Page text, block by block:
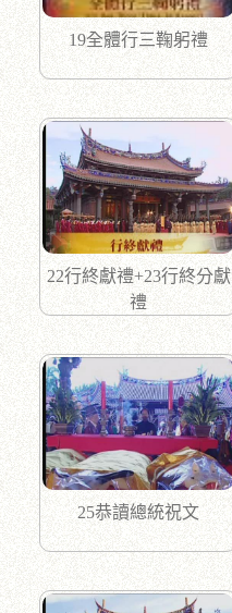
19全體行三鞠躬禮
22行終獻禮+23行終分獻
禮
25恭讀總統祝文